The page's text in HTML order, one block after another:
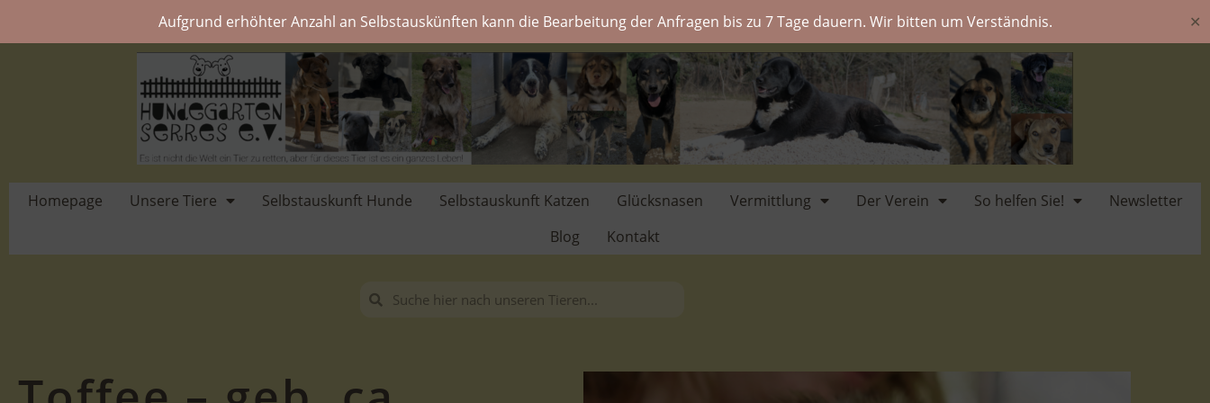
Aufgrund erhöhter Anzahl an Selbstauskünften kann die Bearbeitung der Anfragen bis zu 7 Tage dauern. Wir bitten um Verständnis. ✕
Homepage Unsere Tiere Selbstauskunft Hunde Selbstauskunft Katzen Glücksnasen Vermittlung Der Verein So helfen Sie!
Newsletter
Blog
Kontakt